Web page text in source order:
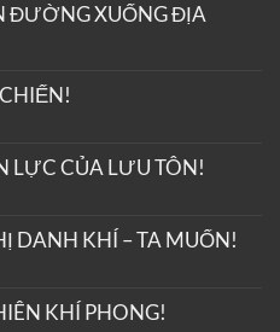
ĐƯỜNG XUỐNG ĐỊA
LỰC CỦA LƯU TÔN!
DANH KHÍ – TA MUỐN!
KHÍ PHONG!